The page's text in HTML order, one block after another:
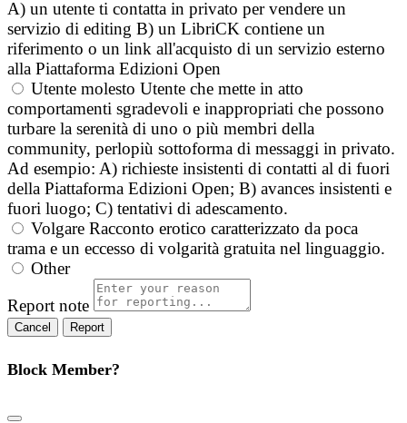
A) un utente ti contatta in privato per vendere un
servizio di editing B) un LibriCK contiene un
riferimento o un link all'acquisto di un servizio esterno
alla Piattaforma Edizioni Open
Utente molesto Utente che mette in atto
comportamenti sgradevoli e inappropriati che possono
turbare la serenità di uno o più membri della
community, perlopiù sottoforma di messaggi in privato.
Ad esempio: A) richieste insistenti di contatti al di fuori
della Piattaforma Edizioni Open; B) avances insistenti e
fuori luogo; C) tentativi di adescamento.
Volgare Racconto erotico caratterizzato da poca
trama e un eccesso di volgarità gratuita nel linguaggio.
Other
Report note
Report
Block Member?